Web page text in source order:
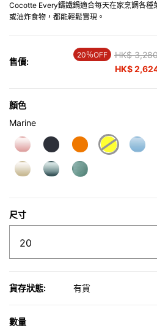
Cocotte Every鑄鐵鍋適合每天在家烹調各種
或油炸食物，都能輕鬆實現。
售價:
20％OFF Price
HK$
HK$
顏色
Marine
尺寸
貨存狀態: 有貨
數量